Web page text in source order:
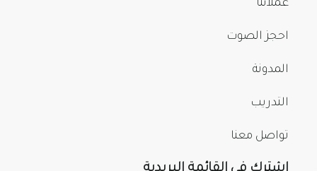
عملائنا
احجز الصوت
المدونة
التدريب
تواصل معنا